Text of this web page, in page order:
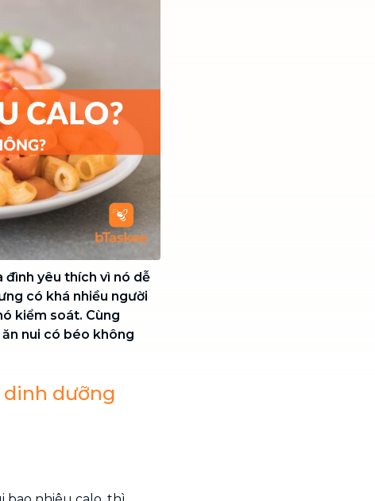
đình yêu thích vì nó dễ
có khá nhiều người
kiểm soát. Cùng
nui có béo không
dinh dưỡng